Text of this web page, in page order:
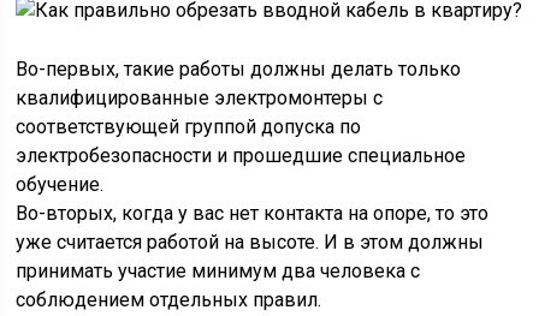
Во-первых, такие работы должны делать только
квалифицированные электромонтеры с
соответствующей группой допуска по
электробезопасности и прошедшие специальное
обучение.
Во-вторых, когда у вас нет контакта на опоре, то это
уже считается работой на высоте. И в этом должны
принимать участие минимум два человека с
соблюдением отдельных правил.